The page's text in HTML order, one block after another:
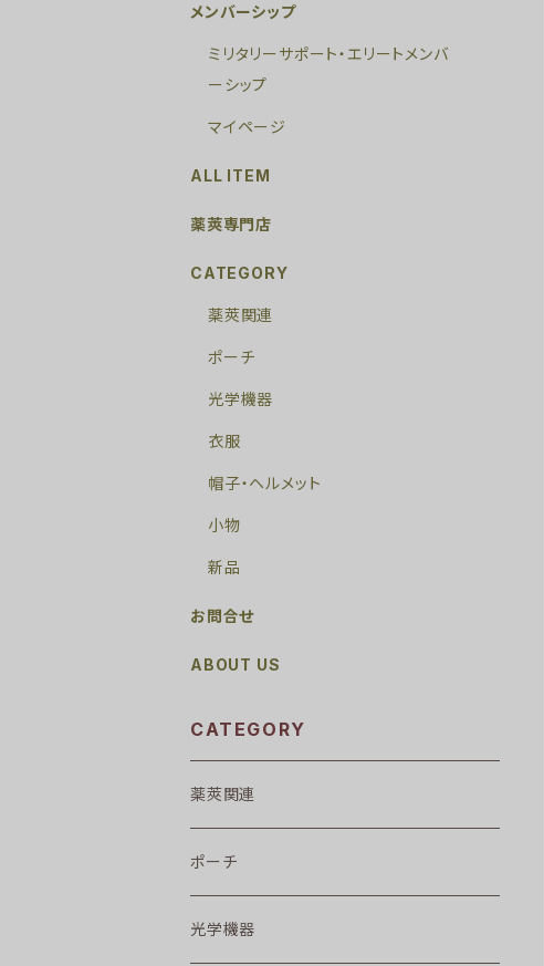
メンバーシップ
ミリタリーサポート・エリートメンバ
ーシップ
マイページ
ALL ITEM
薬莢専門店
CATEGORY
薬莢関連
ポーチ
光学機器
衣服
帽子・ヘルメット
小物
新品
お問合せ
ABOUT US
CATEGORY
薬莢関連
ポーチ
光学機器